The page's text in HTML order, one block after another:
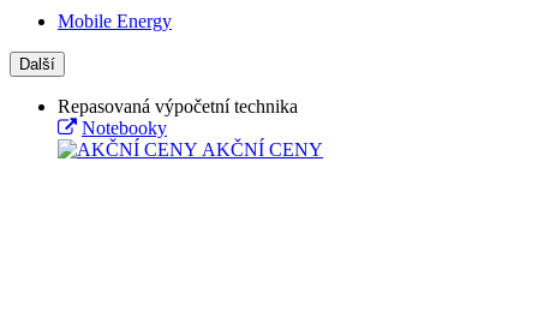
Mobile Energy
Další
Repasovaná výpočetní technika
Notebooky
AKČNÍ CENY